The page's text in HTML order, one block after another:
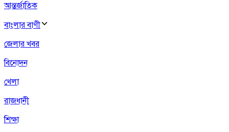
আন্তর্জাতিক
বাংলার বাণী
জেলার খবর
বিনোদন
খেলা
রাজধানী
শিক্ষা